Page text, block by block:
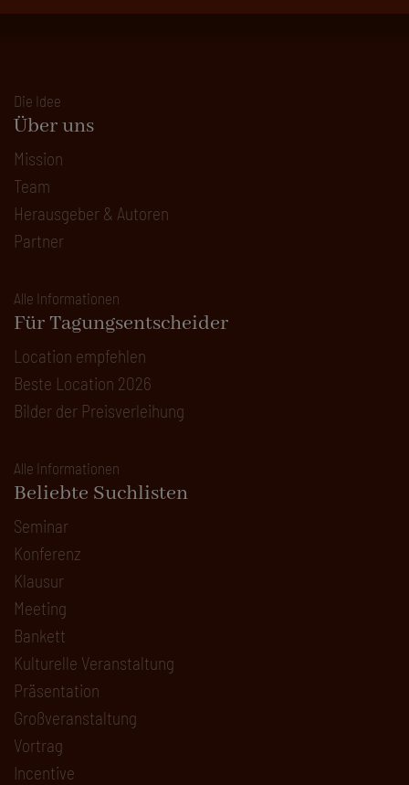
Die Idee
Über uns
Mission
Team
Herausgeber & Autoren
Partner
Alle Informationen
Für Tagungsentscheider
Location empfehlen
Beste Location 2026
Bilder der Preisverleihung
Alle Informationen
Beliebte Suchlisten
Seminar
Konferenz
Klausur
Meeting
Bankett
Kulturelle Veranstaltung
Präsentation
Großveranstaltung
Vortrag
Incentive